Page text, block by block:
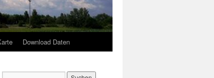
Download Daten